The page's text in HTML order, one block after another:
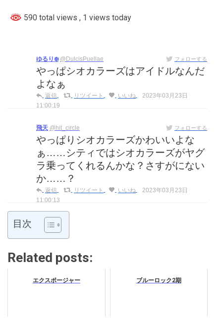
590 total views , 1 views today
ゆるり❄️ @DulcisPuellae フォローする
やっぱシオカラーズはアイドルなんだ
よなぁ
返信 リツイート いいね
2023年03月23日
11:00:19
飛天 @hit_circle フォローする
やっぱりシオカラーズかわいいよな
ぁ……シティではシオカラーズがヤグ
ラ乗ってくれるんかな？さすがにない
か……？
返信 リツイート いいね
2023年03月23日
11:00:13
目次
Related posts:
エクスポージャー ブルーロック2期